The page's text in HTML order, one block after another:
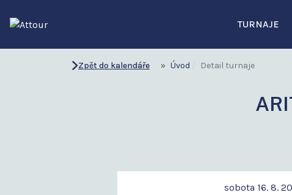
TURNAJE
Úvod Detail turnaje
Zpět do kalendáře
sobota 16. 8.